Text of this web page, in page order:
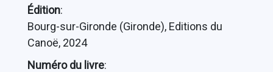
Édition:
Bourg-sur-Gironde (Gironde), Editions du
Canoë, 2024
Numéro du livre: